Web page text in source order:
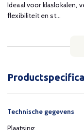
Ideaal voor klaslokalen,
flexibiliteit en st...
Technische gegevens
Plaatsing: